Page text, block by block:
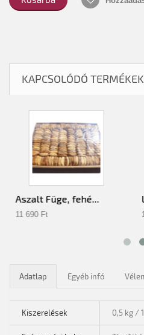
KAPCSOLÓDÓ TERMÉKEK
Aszalt Füge, fehé...
11 690 Ft‎
Adatlap Egyéb infó
Kiszerelések 0,5 kg /